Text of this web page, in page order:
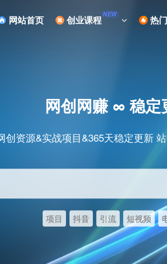
网站首页 创业课程NEW 热
网创网赚 ∞ 稳定
创资源&实战项目&365天稳定更新
项目 抖音 引流 短视频